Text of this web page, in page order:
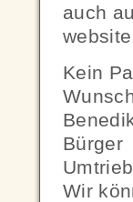
auch
Kein
Bürger
Wir